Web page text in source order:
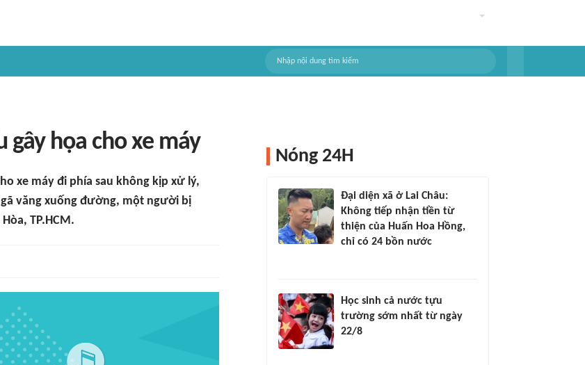
gây họa cho xe máy
xe máy đi phía sau không kịp xử lý,
văng xuống đường, một người bị
TP.HCM.
Nóng 24H
Đại diện xã ở Lai Châu:
Không tiếp nhận tiền từ
thiện của Huấn Hoa Hồng,
chỉ có 24 bồn nước
Học sinh cả nước tựu
trường sớm nhất từ ngày
22/8